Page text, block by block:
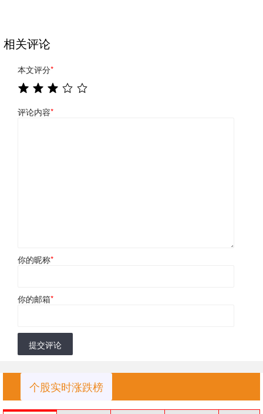
相关评论
本文评分*
评论内容*
你的昵称*
你的邮箱*
提交评论
个股实时涨跌榜